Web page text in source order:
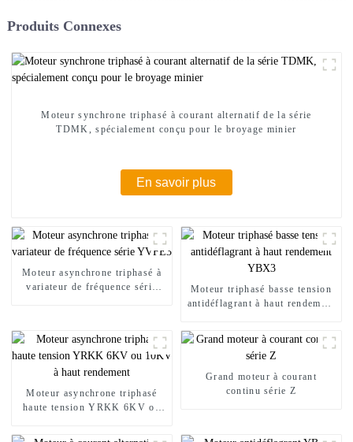
Produits Connexes
Moteur synchrone triphasé à courant alternatif de la série
TDMK, spécialement conçu pour le broyage minier
En savoir plus
Moteur asynchrone triphasé à
variateur de fréquence série
Moteur triphasé basse tension
antidéflagrant à haut rendement
Moteur asynchrone triphasé
haute tension YRKK 6KV ou
Grand moteur à courant
continu série Z